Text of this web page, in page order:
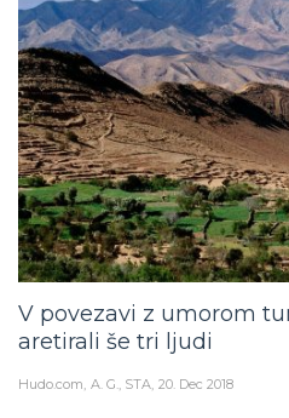
V povezavi z umorom
aretirali še tri ljudi
Hudo.com A. G., STA 20. Dec 2018